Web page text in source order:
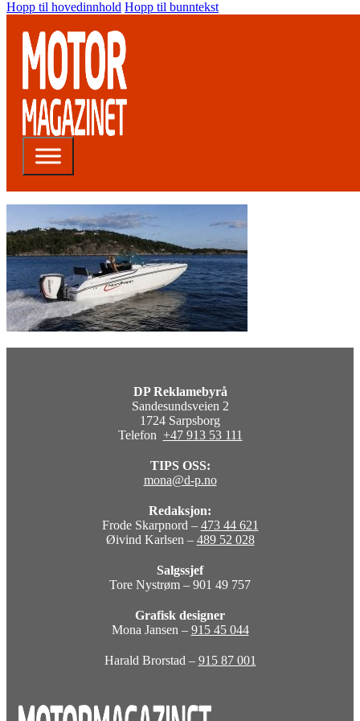
Hopp til hovedinnhold Hopp til bunntekst
DP Reklamebyrå
Sandesundsveien 2
1724 Sarpsborg
Telefon +47 913 53 111
TIPS OSS:
mona@d-p.no
Redaksjon:
Frode Skarpnord – 473 44 621
Øivind Karlsen – 489 52 028
Salgssjef
Tore Nystrøm – 901 49 757
Grafisk designer
Mona Jansen – 915 45 044
Harald Brorstad – 915 87 001